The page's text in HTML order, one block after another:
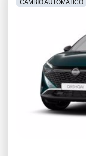
CAMBIO AUTOMATICO